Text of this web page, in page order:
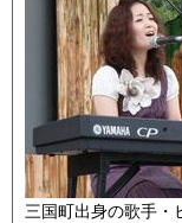
三国町出身の歌手・